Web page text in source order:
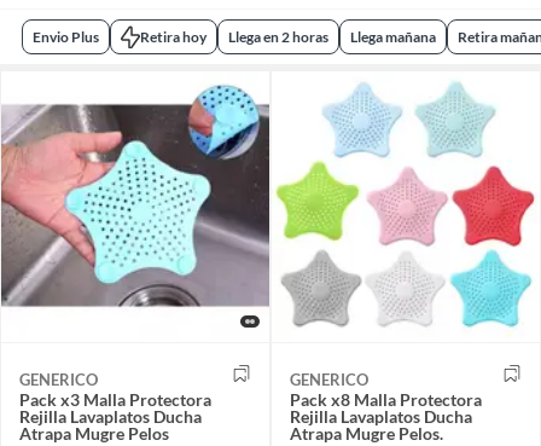
Envio Plus Retira hoy Llega en 2 horas Llega mañana Retira
GENERICO
Pack x3 Malla Protectora
Rejilla Lavaplatos Ducha
Atrapa Mugre Pelos
GENERICO
Pack x8 Malla Protectora
Rejilla Lavaplatos Ducha
Atrapa Mugre Pelos.